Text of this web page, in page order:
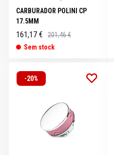
CARBURADOR POLINI CP
17.5MM
161,17 €
201,46 €
Sem stock
-20%